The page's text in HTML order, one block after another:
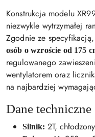
Konstrukcja modelu
niezwykle wytrzymałej
Zgodnie ze
osób o wzroście od 175
regulowanego
wentylatorem oraz
na najbardziej
Dane techniczne
Silnik: 2T,